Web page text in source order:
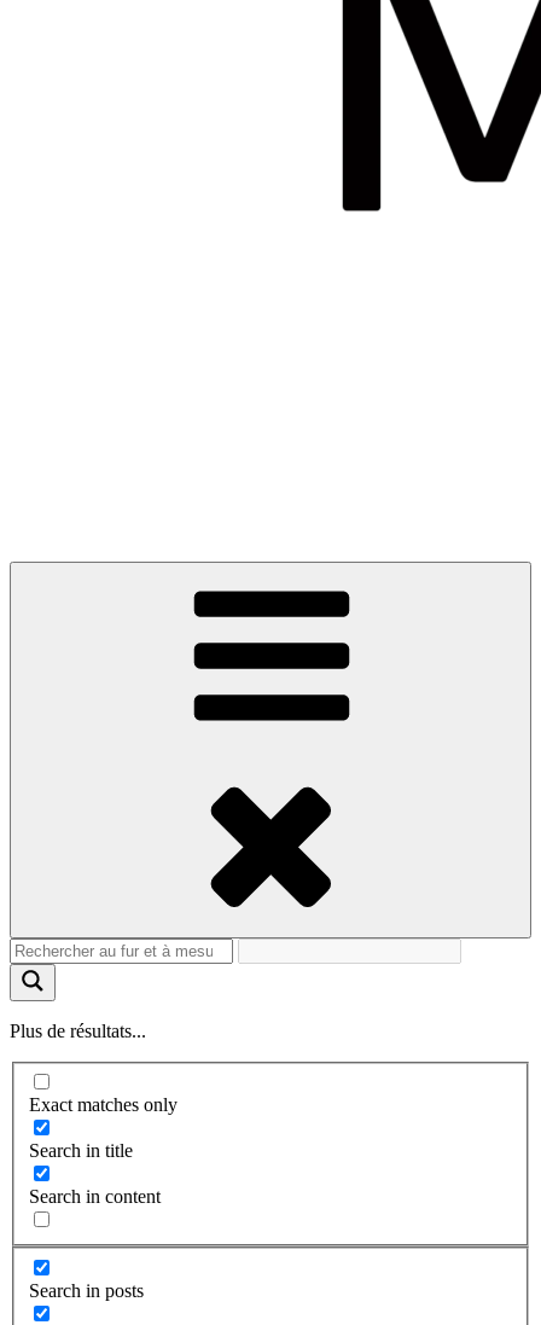
Plus de résultats...
Exact matches only
Search in title
Search in content
Search in posts